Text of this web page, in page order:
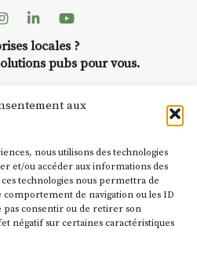
aux
nous utilisons des technologies
et/ou accéder aux informations des
technologies nous permettra de
comportement de navigation ou les ID
pas consentir ou de retirer son
négatif sur certaines caractéristiques
Instagram
LinkedinYoutube
locales ?
pubs pour vous.